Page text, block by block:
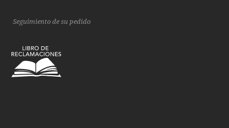
Seguimiento de su pedido